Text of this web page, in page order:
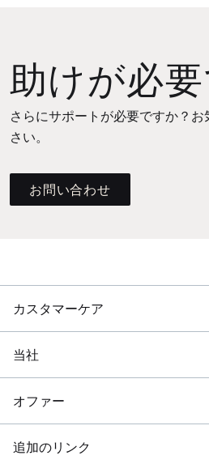
助けが必
さらにサポートが必要ですか？
さい。
お問い合わせ
カスタマーケア
当社
オファー
追加のリンク